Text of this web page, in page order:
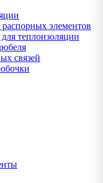
элементов
теплоизоляции
связей